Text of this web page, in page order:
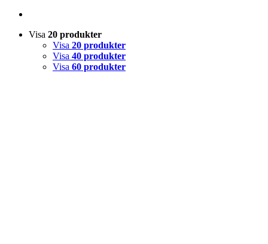
Visa 20 produkter
Visa 20 produkter
Visa 40 produkter
Visa 60 produkter